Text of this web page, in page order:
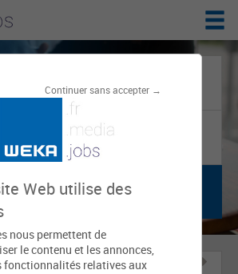
Continuer sans accepter →
Web utilise des
nous permettent de
le contenu et les annonces,
fonctionnalités relatives aux